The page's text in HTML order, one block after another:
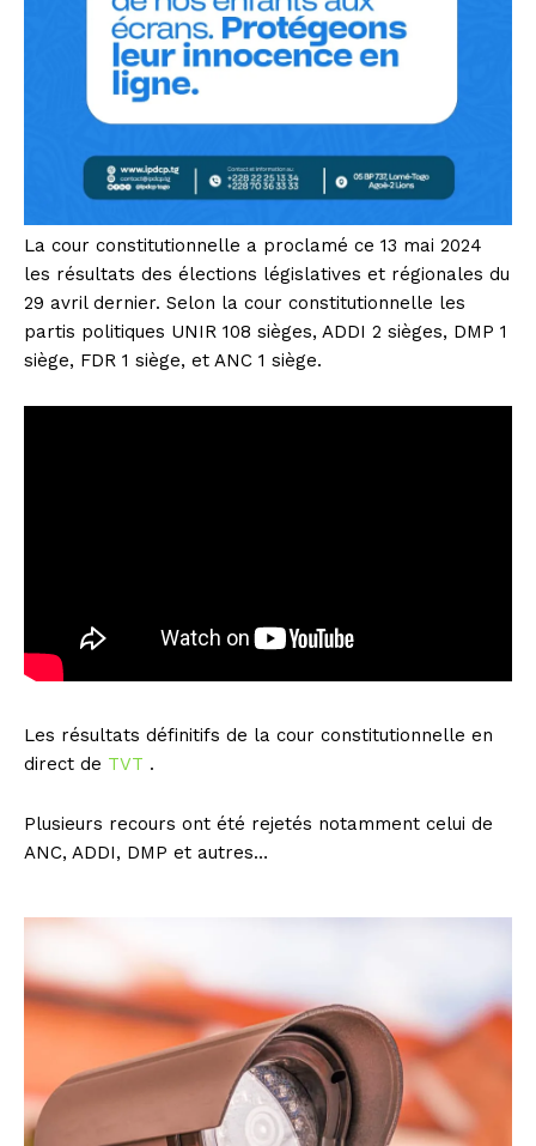
La cour constitutionnelle a proclamé ce 13 mai 2024
les résultats des élections législatives et régionales du
29 avril dernier. Selon la cour constitutionnelle les
partis politiques UNIR 108 sièges, ADDI 2 sièges, DMP 1
siège, FDR 1 siège, et ANC 1 siège.
Les résultats définitifs de la cour constitutionnelle en
direct de TVT .
Plusieurs recours ont été rejetés notamment celui de
ANC, ADDI, DMP et autres…